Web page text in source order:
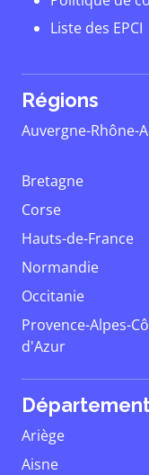
Liste des EPCI
Régions
Auvergne-Rhône-
Bretagne
Corse
Hauts-de-France
Normandie
Occitanie
Provence-Alpes-Côte
d'Azur
Ariège
Aisne